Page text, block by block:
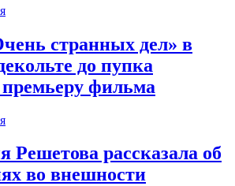
странных дел» в
до пупка
премьеру фильма
Решетова рассказала об
во внешности